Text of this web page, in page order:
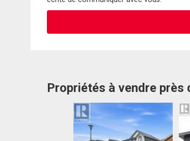
Propriétés à vendre